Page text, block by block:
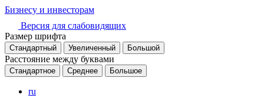
Бизнесу и инвесторам
Версия для слабовидящих
Размер шрифта
Стандартный Увеличенный Большой
Расстояние между буквами
Стандартное Среднее Большое
ru